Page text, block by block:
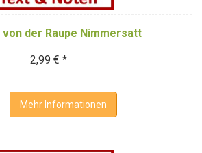
von der Raupe Nimmersatt
2,99 € *
Mehr Informationen